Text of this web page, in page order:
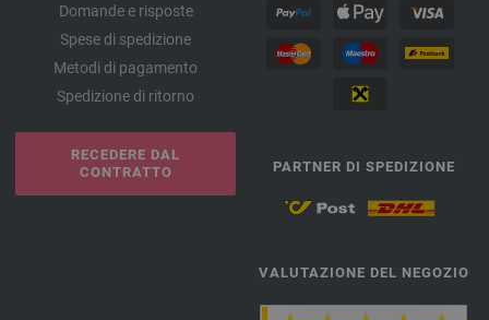
Domande e risposte
Spese di spedizione
Metodi di pagamento
Spedizione di ritorno
RECEDERE DAL
CONTRATTO
PARTNER DI SPEDIZIONE
VALUTAZIONE DEL NEGOZIO